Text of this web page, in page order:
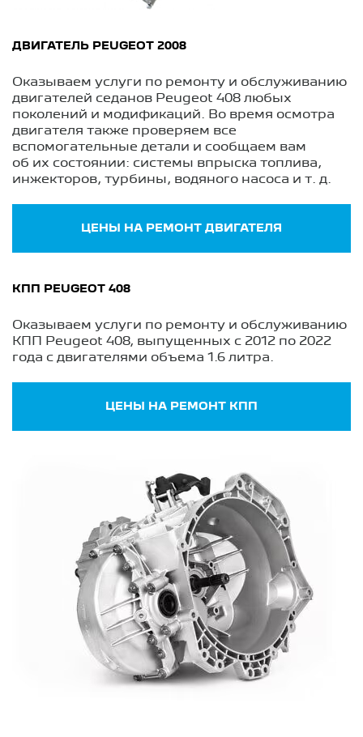
ДВИГАТЕЛЬ PEUGEOT 2008
Оказываем услуги по ремонту и обслуживанию
двигателей седанов Peugeot 408 любых
поколений и модификаций. Во время осмотра
двигателя также проверяем все
вспомогательные детали и сообщаем вам
об их состоянии: системы впрыска топлива,
инжекторов, турбины, водяного насоса и т. д.
ЦЕНЫ НА РЕМОНТ ДВИГАТЕЛЯ
КПП PEUGEOT 408
Оказываем услуги по ремонту и обслуживанию
КПП Peugeot 408, выпущенных с 2012 по 2022
года с двигателями объема 1.6 литра.
ЦЕНЫ НА РЕМОНТ КПП